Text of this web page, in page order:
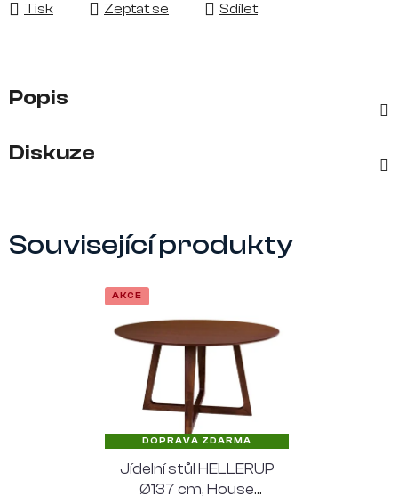
Tisk Zeptat se Sdílet
Popis
Diskuze
Související produkty
AKCE
DOPRAVA ZDARMA
Jídelní stůl HELLERUP
Ø137 cm, House